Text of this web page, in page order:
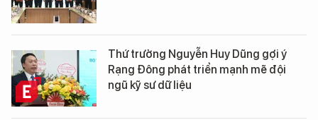
Thứ trưởng Nguyễn Huy Dũng gợi ý
Rạng Đông phát triển mạnh mẽ đội
ngũ kỹ sư dữ liệu